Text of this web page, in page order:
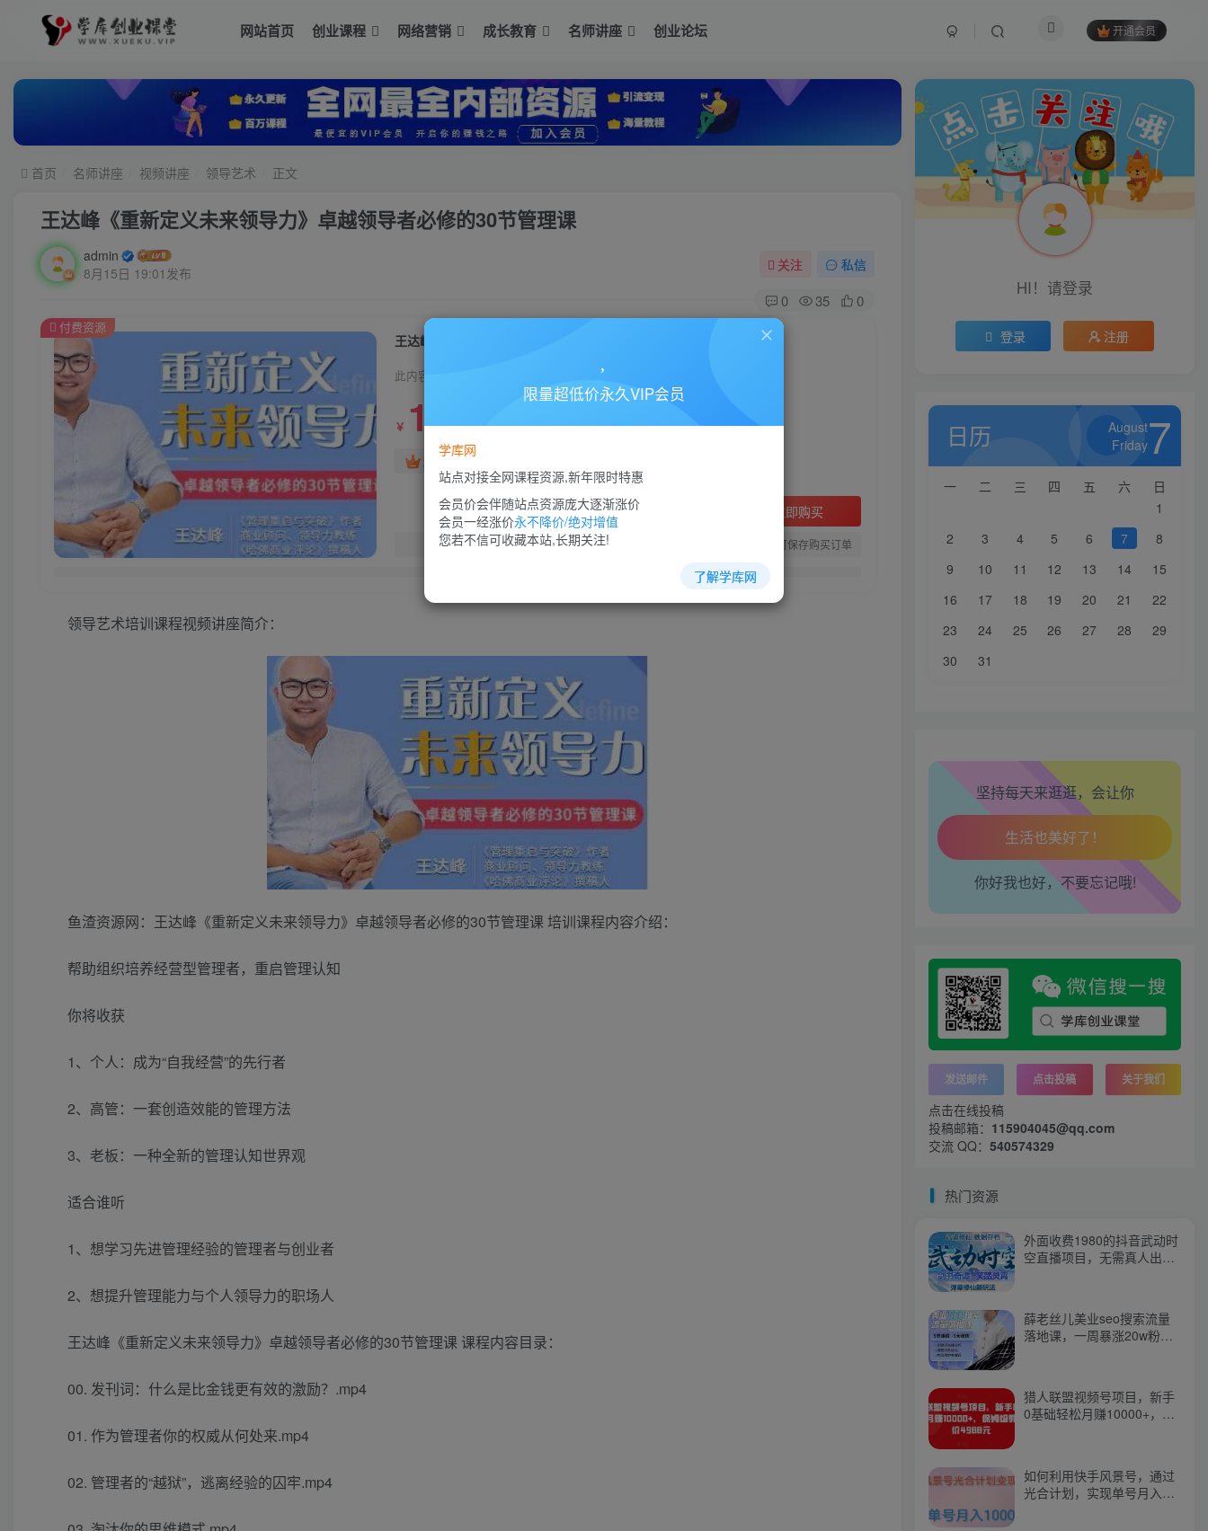
网站首页 创业课程 网络营销 成长教育 名师讲座 创业论坛 开通会员
首页 名师讲座 视频讲座 领导艺术 正文
王达峰《重新定义未来领导力》卓越领导者必修的30节管理课
admin
8月15日 19:01发布
关注 私信
0 35 0
王达峰《重新定义未来领导力》卓越领导者必修的30节管理课
此内容为付费资源，请付费后查看
￥ 10￥88
超级会员免费
立即购买
您当前未登录！建议登陆后购买，可保存购买订单
付费资源
领导艺术培训课程视频讲座简介：
鱼渣资源网：王达峰《重新定义未来领导力》卓越领导者必修的30节管理课 培训课程内容介绍：
帮助组织培养经营型管理者，重启管理认知
你将收获
1、个人：成为“自我经营”的先行者
2、高管：一套创造效能的管理方法
3、老板：一种全新的管理认知世界观
适合谁听
1、想学习先进管理经验的管理者与创业者
2、想提升管理能力与个人领导力的职场人
王达峰《重新定义未来领导力》卓越领导者必修的30节管理课 课程内容目录：
00. 发刊词：什么是比金钱更有效的激励？.mp4
01. 作为管理者你的权威从何处来.mp4
02. 管理者的“越狱”，逃离经验的囚牢.mp4
HI！请登录
登录 注册
日历
August
Friday7
一 二 三 四 五 六
日
1
2
3 4 5 6 7
8
9
10 11 12 13 14
15
16
17 18 19 20 21
22
23
24 25 26 27 28
29
30
31
坚持每天来逛逛，会让你
腿也不痛了！
腰也不酸了！
工作也轻松了！
你好我也好，不要忘记哦!
发送邮件 点击投稿 关于我们
点击在线投稿
投稿邮箱： 115904045@qq.com
交流 QQ： 540574329
热门资源
外面收费1980的抖音武动时
空直播项目，无需真人出
薛老丝儿美业seo搜索流量
落地课，一周暴涨20w粉
猎人联盟视频号项目，新手
0基础轻松月赚10000+，保
如何利用快手风景号，通过
光合计划，实现单号月入
限量超低价永久VIP会员
学库网
站点对接全网课程资源,新年限时特惠
会员价会伴随站点资源庞大逐渐涨价
会员一经涨价永不降价/绝对增值
您若不信可收藏本站,长期关注!
了解学库网